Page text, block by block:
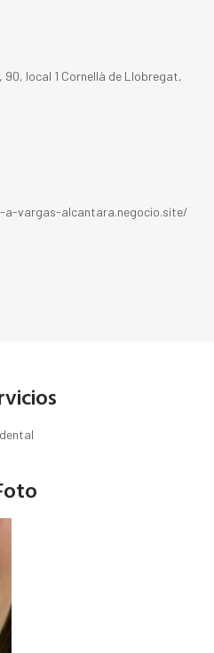
local 1 Cornellà de Llobregat,
vargas-alcantara.negocio.site/